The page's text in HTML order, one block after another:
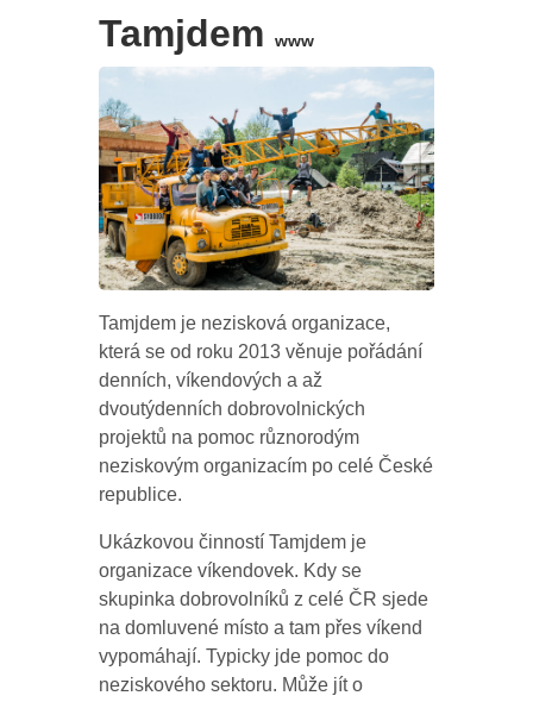
Tamjdemwww
Tamjdem je nezisková organizace,
která se od roku 2013 věnuje pořádání
denních, víkendových a až
dvoutýdenních dobrovolnických
projektů na pomoc různorodým
neziskovým organizacím po celé České
republice.
Ukázkovou činností Tamjdem je
organizace víkendovek. Kdy se
skupinka dobrovolníků z celé ČR sjede
na domluvené místo a tam přes víkend
vypomáhají. Typicky jde pomoc do
neziskového sektoru. Může jít o